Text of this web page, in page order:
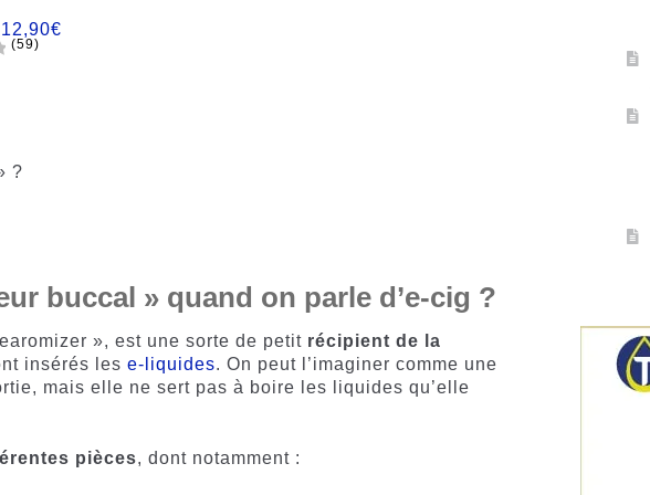
12,90€
(59)
?
buccal » quand on parle d’e-cig ?
», est une sorte de petit récipient de la
insérés lese-liquides. On peut l’imaginer comme une
mais elle ne sert pas à boire les liquides qu’elle
pièces, dont notamment :